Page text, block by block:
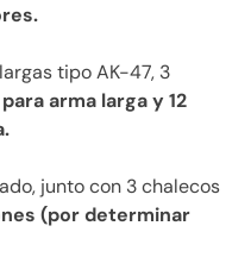
tipo AK-47, 3
arma larga y 12
junto con 3 chalecos
(por determinar